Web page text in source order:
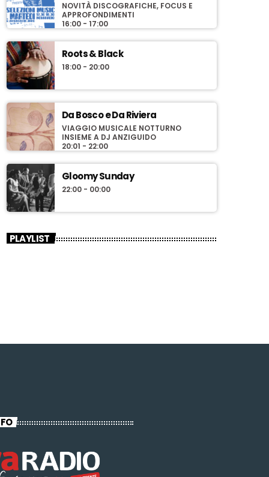
NOVITÀ DISCOGRAFICHE, FOCUS E
APPROFONDIMENTI
16:00 - 17:00
Roots & Black
18:00 - 20:00
Da Bosco e Da Riviera
VIAGGIO MUSICALE NOTTURNO
INSIEME A DJ ANZIGUIDO
20:01 - 22:00
Gloomy Sunday
22:00 - 00:00
PLAYLIST